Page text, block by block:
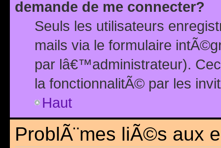
demande de me connecter?
Seuls les utilisateurs
mails via le formulaire
par lâ€™administrateur).
la fonctionnalitÃ© par les
Haut
ProblÃ¨mes liÃ©s aux